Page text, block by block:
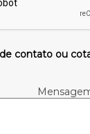
contato ou